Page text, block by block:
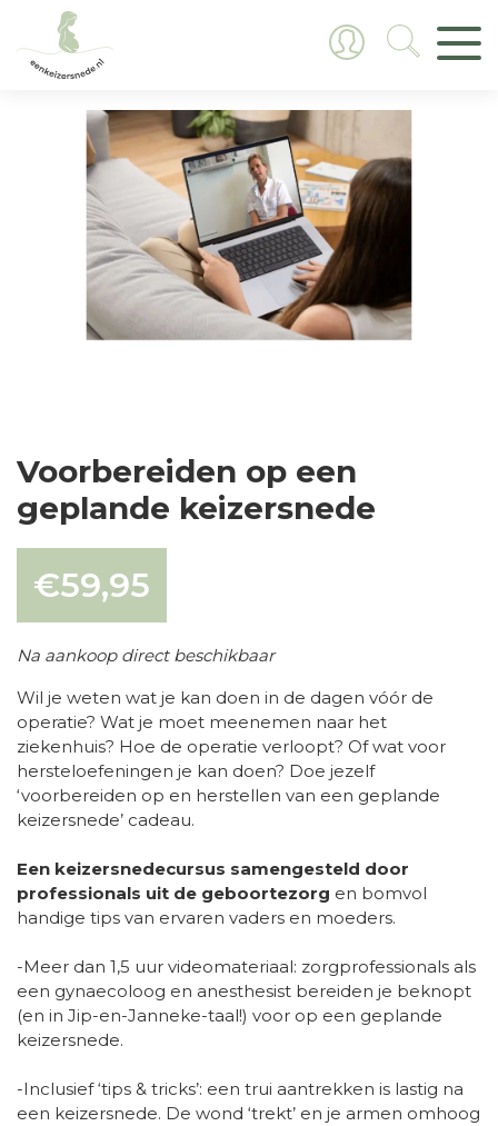
Voorbereiden op een
geplande keizersnede
€59,95
Na aankoop direct beschikbaar
Wil je weten wat je kan doen in de dagen vóór de
operatie? Wat je moet meenemen naar het
ziekenhuis? Hoe de operatie verloopt? Of wat voor
hersteloefeningen je kan doen? Doe jezelf
‘voorbereiden op en herstellen van een geplande
keizersnede’ cadeau.
Een keizersnedecursus samengesteld door
professionals uit de geboortezorg en bomvol
handige tips van ervaren vaders en moeders.
-Meer dan 1,5 uur videomateriaal: zorgprofessionals als
een gynaecoloog en anesthesist bereiden je beknopt
(en in Jip-en-Janneke-taal!) voor op een geplande
keizersnede.
-Inclusief ‘tips & tricks’: een trui aantrekken is lastig na
een keizersnede. De wond ‘trekt’ en je armen omhoog